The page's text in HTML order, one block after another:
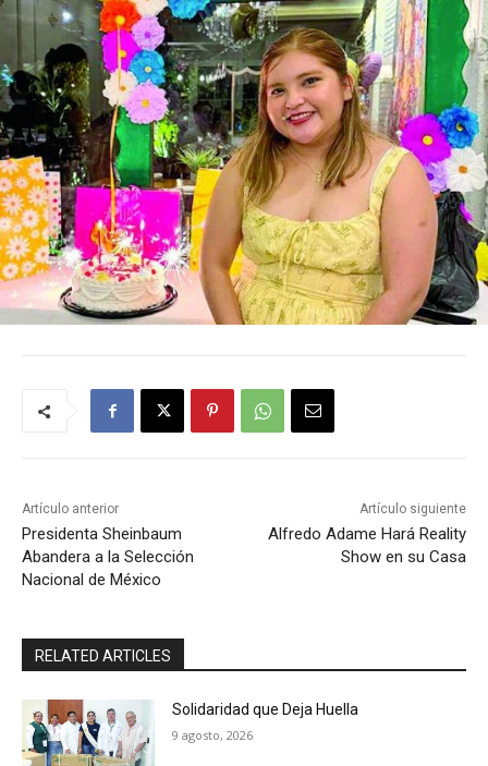
Artículo anterior
Presidenta Sheinbaum
Abandera a la Selección
Nacional de México
Artículo siguiente
Alfredo Adame Hará Reality
Show en su Casa
RELATED ARTICLES
Solidaridad que Deja Huella
9 agosto, 2026